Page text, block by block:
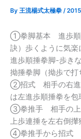
By 王流楊式太極拳 /
①拳脚基本 進歩順
訣）歩くように気
進歩順捶拳脚-歩き
拗捶拳脚（拗歩で打
②招式 相手の右進
は左進歩順捶拳を
③拳推手 相手の上
上歩連捶を左右倒攆
④拳推手から招式